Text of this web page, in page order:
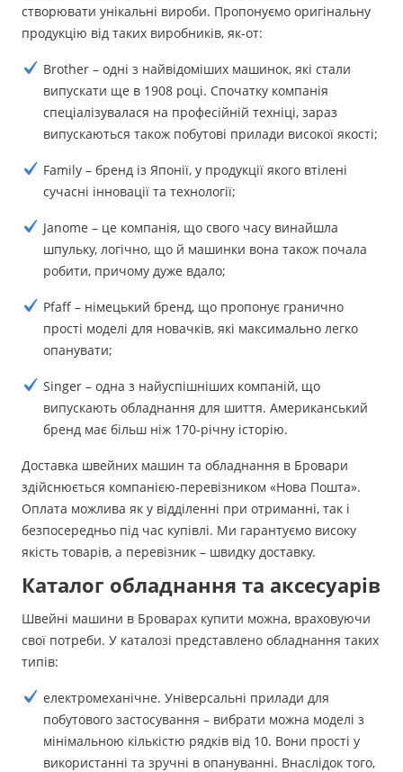
створювати унікальні вироби. Пропонуємо оригінальну
продукцію від таких виробників, як-от:
Brother – одні з найвідоміших машинок, які стали
випускати ще в 1908 році. Спочатку компанія
спеціалізувалася на професійній техніці, зараз
випускаються також побутові прилади високої якості;
Family – бренд із Японії, у продукції якого втілені
сучасні інновації та технології;
Janome – це компанія, що свого часу винайшла
шпульку, логічно, що й машинки вона також почала
робити, причому дуже вдало;
Pfaff – німецький бренд, що пропонує гранично
прості моделі для новачків, які максимально легко
опанувати;
Singer – одна з найуспішніших компаній, що
випускають обладнання для шиття. Американський
бренд має більш ніж 170-річну історію.
Доставка швейних машин та обладнання в Бровари
здійснюється компанією-перевізником «Нова Пошта».
Оплата можлива як у відділенні при отриманні, так і
безпосередньо під час купівлі. Ми гарантуємо високу
якість товарів, а перевізник – швидку доставку.
Каталог обладнання та аксесуарів
Швейні машини в Броварах купити можна, враховуючи
свої потреби. У каталозі представлено обладнання таких
типів:
електромеханічне. Універсальні прилади для
побутового застосування – вибрати можна моделі з
мінімальною кількістю рядків від 10. Вони прості у
використанні та зручні в опануванні. Внаслідок того,